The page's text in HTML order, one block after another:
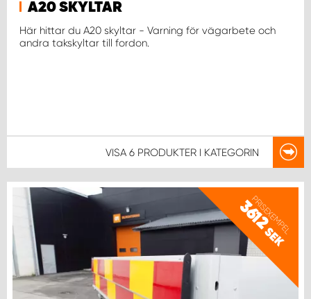
A20 SKYLTAR
Här hittar du A20 skyltar - Varning för vägarbete och
andra takskyltar till fordon.
VISA 6 PRODUKTER I KATEGORIN
PRISEXEMPEL
3612
SEK